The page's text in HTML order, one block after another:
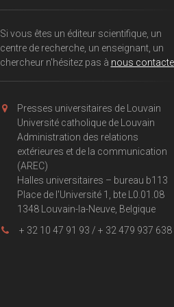
Si vous êtes un éditeur scientifique, un
centre de recherche, un enseignant, un
chercheur n'hésitez pas à nous
Presses universitaires de Louvain
Université catholique de Louvain
Administration des relations
extérieures et de la communication
(AREC)
Halles universitaires – bureau b113
Place de l'Université 1, bte L0.01.08
1348 Louvain-la-Neuve, Belgique
+ 32 10 47 91 93 / + 32 479 937 638